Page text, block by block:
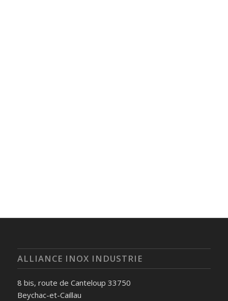
ALLIANCE INOX INDUSTRIE
8 bis, route de Canteloup 33750
Beychac-et-Caillau